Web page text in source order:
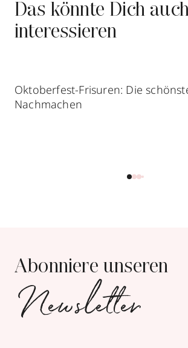
Das könnte Dich
interessieren
Oktoberfest-Frisuren: Die
Nachmachen
Abonniere unseren
Newsletter